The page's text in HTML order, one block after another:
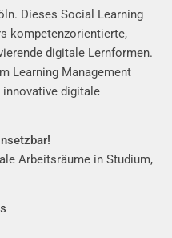
Dieses Social Learning
kompetenzorientierte,
digitale Lernformen.
Learning Management
digitale
Arbeitsräume in Studium,